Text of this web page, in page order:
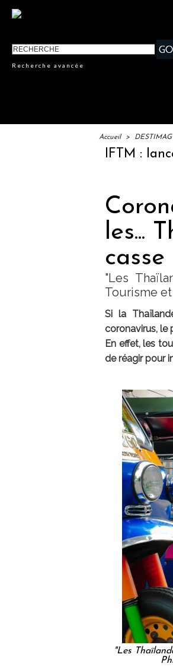
Recherche avancée
Accueil > DESTIMAG
IFTM :
les...
casse
"Les
Tourisme
Si la
coronavirus, le
En effet, les
de réagir pour
"Les